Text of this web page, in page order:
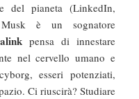
del pianeta (LinkedIn,
Musk è un sognatore
pensa di innestare
nel cervello umano e
esseri potenziati,
Ci riuscirà? Studiare